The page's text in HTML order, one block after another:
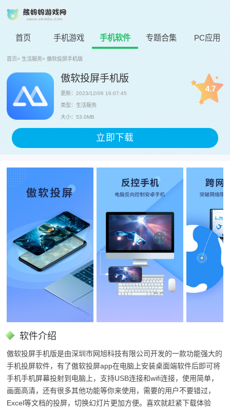
首页 手机游戏 手机软件 专题合集 PC应用
首页> 生活服务> 傲软投屏手机版
傲软投屏手机版
更新：2023/12/06 16:07:45
类型：生活服务
大小：53.0MB
4.7
立即下载
软件介绍
傲软投屏手机版是由深圳市网旭科技有限公司开发的一款功能强大的
手机投屏软件，有了傲软投屏app在电脑上安装桌面端软件后即可将
手机手机屏幕投射到电脑上，支持USB连接和wifi连接，使用简单，
画面高清，还有很多其他功能等你来使用，需要的用户不要错过，
Excel等文档的投屏，切换幻灯片更加方便。喜欢就赶紧下载体验